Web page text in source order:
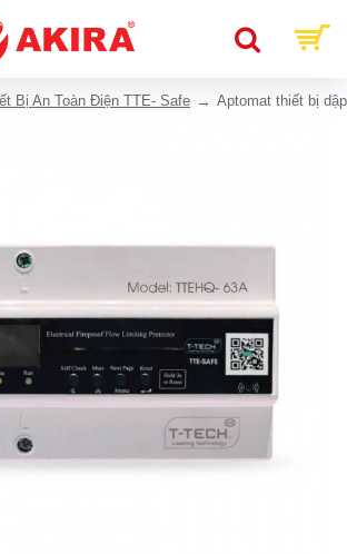
Bị An Toàn Điện TTE- Safe Aptomat thiết bị